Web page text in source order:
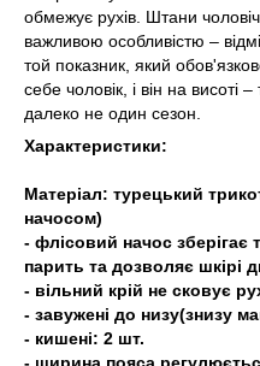
обмежує рухів. Штани
важливою особливістю –
той показник, який
себе чоловік, і він на
далеко не один сезон.
Характеристики:
Матеріал: турецький
начосом)
- флісовий начос зберігає
парить та дозволяє шкірі
- вільний крій не сковує
- завужені до низу(знизу
- кишені: 2 шт.
- ширина пояса